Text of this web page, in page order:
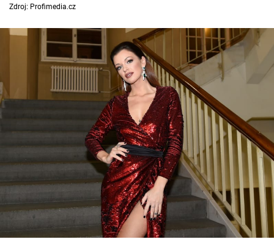
Sledujte prima+
Filmový festival Karlovy Vary
Pořady
Mámy sobě
Přihlášení
Sledujte nás
Zdroj: Profimedia.cz